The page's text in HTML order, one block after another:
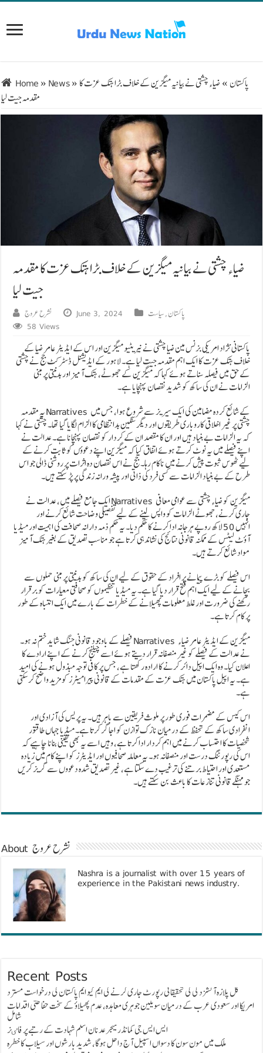
Home » News» پاکستان » ضیاء چشتی نے بیانیہ میگزین کے خلاف بڑا ہتک عزت کا
مقدمہ جیت لیا
ضیاء چشتی نے بیانیہ میگزین کے خلاف بڑا ہتک عزت کا مقدمہ
جیت لیا
نشرح عروج June 3, 2024 پاکستان,سیاست
58 Views
پاکستانی نژاد امریکی بزنس مین ضیا چشتی نے نیریٹیو میگزین اور اس کے ایڈیٹر عامر ضیا کے
خلاف ہتک عزت کا ایک اہم مقدمہ جیت لیا ہے۔ لاہور کے ایڈیشنل ڈسٹرکٹ جج نے چشتی
کے حق میں فیصلہ سناتے ہوئے کہا کہ میگزین کے جھوٹے، ہتک آمیز اور بدنیتی پر مبنی
الزامات نے ان کی ساکھ کو شدید نقصان پہنچایا ہے۔
یہ مقدمہ Narratives کے شائع کردہ مضامین کی ایک سیریز سے شروع ہوا، جس میں
چشتی پر غیر اخلاقی کاروباری طریقوں اور دیگر سنگین بدانتظامی کا الزام لگایا گیا تھا۔ چشتی نے کہا
کہ یہ الزامات بے بنیاد ہیں اور ان کا مقصد ان کے کردار کو نقصان پہنچانا ہے۔ عدالت نے
اپنے فیصلے میں یہ نوٹ کرتے ہوئے اتفاق کیا کہ میگزین اپنے دعوؤں کو ثابت کرنے کے
لیے ٹھوس ثبوت پیش کرنے میں ناکام رہا۔ جج نے اس نقصان دہ اثرات پر روشنی ڈالی جو اس
طرح کے بے بنیاد الزامات سے کسی فرد کی ذاتی اور پیشہ ورانہ زندگی پر پڑ سکتے ہیں۔
ایک جامع فیصلے میں، عدالت نے Narratives میگزین کو ضیاء چشتی سے عوامی معافی
جاری کرنے، جھوٹے الزامات کو واپس لینے کے لیے تفصیلی وضاحت شائع کرنے اور
انہیں 50 لاکھ روپے ہرجانہ ادا کرنے کا حکم دیا۔ یہ حکم ذمہ دارانہ صحافت کی اہمیت اور میڈیا
آؤٹ لیٹس کے ممکنہ قانونی نتائج کی نشاندہی کرتا ہے جو مناسب تصدیق کے بغیر ہتک آمیز
مواد شائع کرتے ہیں۔
اس فیصلے کو بڑے پیمانے پر افراد کے حقوق کے لیے ان کی ساکھ کو بدنیتی پر مبنی حملوں سے
بچانے کے لیے ایک اہم فتح قرار دیا گیا ہے۔ یہ میڈیا تنظیموں کو صحافتی معیارات کو برقرار
رکھنے کی ضرورت اور غلط معلومات پھیلانے کے خطرات کے بارے میں ایک انتباہ کے طور
پر کام کرتا ہے۔
فیصلے کے باوجود قانونی جنگ شاید ختم نہ ہو۔ Narratives میگزین کے ایڈیٹر عامر ضیاء
نے عدالت کے فیصلے کو غیر منصفانہ قرار دیتے ہوئے اسے چیلنج کرنے کے اپنے ارادے کا
اعلان کیا۔ وہ ایک اپیل دائر کرنے کا ارادہ رکھتا ہے، جس پر کافی توجہ مبذول ہونے کی امید
ہے۔ یہ اپیل پاکستان میں ہتک عزت کے مقدمات کے قانونی پیرامیٹرز کو مزید واضح کر سکتی
ہے۔
اس کیس کے مضمرات فوری طور پر ملوث فریقین سے باہر ہیں۔ یہ پریس کی آزادی اور
انفرادی ساکھ کے تحفظ کے درمیان نازک توازن کو اجاگر کرتا ہے۔ میڈیا جہاں طاقتور
شخصیات کا احتساب کرنے میں اہم کردار ادا کرتا ہے، وہیں اسے یہ بھی یقینی بنانا چاہیے کہ
اس کی رپورٹنگ درست اور منصفانہ ہو۔ یہ معاملہ صحافیوں اور ایڈیٹرز کو اپنے کام میں زیادہ
مستعدی اور احتیاط برتنے کی ترغیب دے سکتا ہے، غیر تصدیق شدہ دعووں سے گریز کریں
جو مہنگے قانونی تنازعات کا باعث بن سکتے ہیں۔
About نشرح عروج
Nashra is a journalist with over 15 years of
experience in the Pakistani news industry.
Recent Posts
گل پلازہ آتشزدگی کی تحقیقاتی رپورٹ جاری کرنے کی ایم کیو ایم پاکستان کی درخواست مسترد
امریکا اور سعودی عرب کے درمیان سویلین جوہری معاہدہ، عدم پھیلاؤ کے سخت حفاظتی اقدامات
شامل
ایس ایس جی کمانڈر میجر عدنان اسلم شہادت کے رتبے پر فاٸز
ملک میں مون سون کا دسواں اسپیل آج داخل ہوگا، شدید بارشوں اور سیلاب کا خطرہ